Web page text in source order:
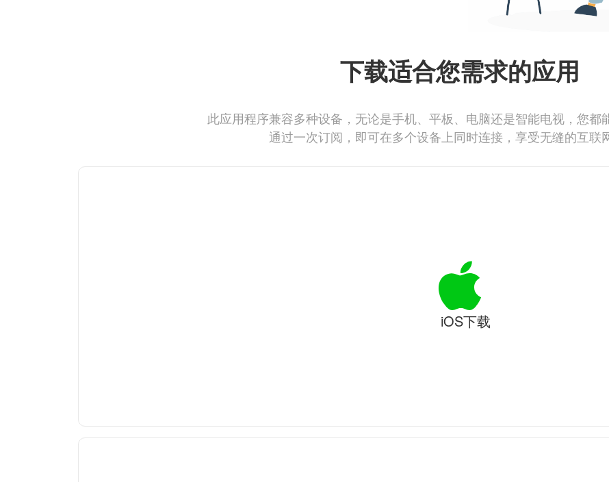
下载适合您需求的应用
此应用程序兼容多种设备，无论是手机、平板、电脑还是智能电视，您都
通过一次订阅，即可在多个设备上同时连接，享受无缝的互联
iOS下载